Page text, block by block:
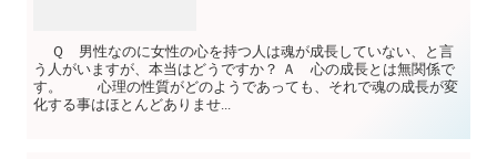
Ｑ 男性なのに女性の心を持つ人は魂が成長していない、と言
う人がいますが、本当はどうですか？ Ａ 心の成長とは無関係で
す。 心理の性質がどのようであっても、それで魂の成長が変
化する事はほとんどありませ...